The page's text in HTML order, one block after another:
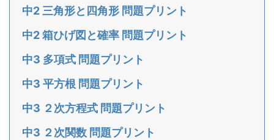
中2 三角形と四角形 問題プリント
中2 箱ひげ図と確率 問題プリント
中3 多項式 問題プリント
中3 平方根 問題プリント
中3 ２次方程式 問題プリント
中3 ２次関数 問題プリント